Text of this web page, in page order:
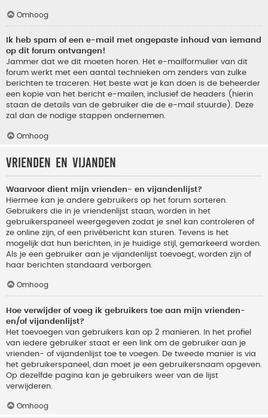
Omhoog
Ik heb spam of een e-mail met ongepaste inhoud van iemand
op dit forum ontvangen!
Jammer dat we dit moeten horen. Het e-mailformulier van dit
forum werkt met een aantal technieken om zenders van zulke
berichten te traceren. Het beste wat je kan doen is de beheerder
een kopie van het bericht e-mailen, inclusief de headers (hierin
staan de details van de gebruiker die de e-mail stuurde). Deze
zal dan de nodige stappen ondernemen.
Omhoog
Vrienden en vijanden
Waarvoor dient mijn vrienden- en vijandenlijst?
Hiermee kan je andere gebruikers op het forum sorteren.
Gebruikers die in je vriendenlijst staan, worden in het
gebruikerspaneel weergegeven zodat je snel kan controleren of
ze online zijn, of een privébericht kan sturen. Tevens is het
mogelijk dat hun berichten, in je huidige stijl, gemarkeerd worden.
Als je een gebruiker aan je vijandenlijst toevoegt, worden zijn of
haar berichten standaard verborgen.
Omhoog
Hoe verwijder of voeg ik gebruikers toe aan mijn vrienden-
en/of vijandenlijst?
Het toevoegen van gebruikers kan op 2 manieren. In het profiel
van iedere gebruiker staat er een link om de gebruiker aan je
vrienden- of vijandenlijst toe te voegen. De tweede manier is via
het gebruikerspaneel, dan moet je een gebruikersnaam opgeven.
Op dezelfde pagina kan je gebruikers weer van de lijst
verwijderen.
Omhoog